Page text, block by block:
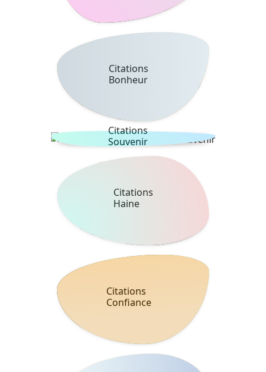
Citations
Bonheur
Citations
Souvenir
Citations
Haine
Citations
Confiance